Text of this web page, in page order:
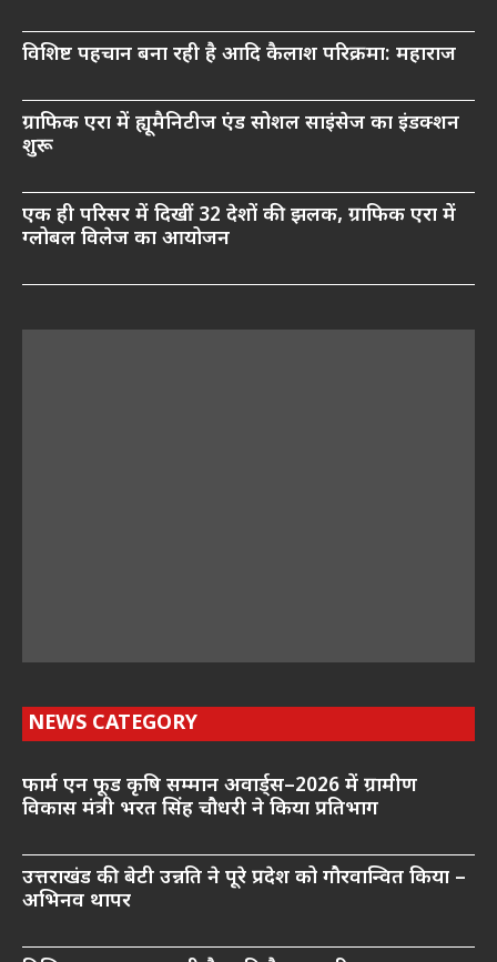
विशिष्ट पहचान बना रही है आदि कैलाश परिक्रमा: महाराज
ग्राफिक एरा में ह्यूमैनिटीज एंड सोशल साइंसेज का इंडक्शन
शुरू
एक ही परिसर में दिखीं 32 देशों की झलक, ग्राफिक एरा में
ग्लोबल विलेज का आयोजन
NEWS CATEGORY
फार्म एन फूड कृषि सम्मान अवार्ड्स–2026 में ग्रामीण
विकास मंत्री भरत सिंह चौधरी ने किया प्रतिभाग
उत्तराखंड की बेटी उन्नति ने पूरे प्रदेश को गौरवान्वित किया –
अभिनव थापर